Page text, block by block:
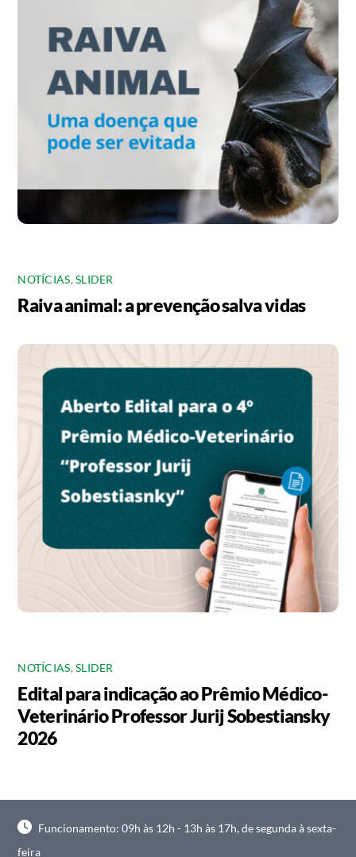
NOTÍCIAS,SLIDER
Raiva animal: a prevenção salva vidas
NOTÍCIAS,SLIDER
Edital para indicação ao Prêmio Médico-
Veterinário Professor Jurij Sobestiansky
2026
Funcionamento: 09h às 12h - 13h às 17h, de segunda à sexta-
feira